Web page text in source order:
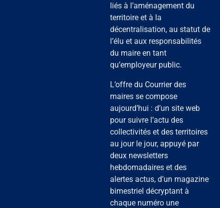
liés à l’aménagement du
territoire et à la
décentralisation, au statut de
l’élu et aux responsabilités
du maire en tant
qu’employeur public.
L’offre du Courrier des
maires se compose
aujourd’hui : d’un site web
pour suivre l’actu des
collectivités et des territoires
au jour le jour, appuyé par
deux newsletters
hebdomadaires et des
alertes actus, d’un magazine
bimestriel décryptant à
chaque numéro une